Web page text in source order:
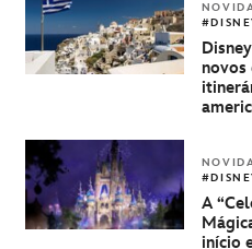
novos
A
início